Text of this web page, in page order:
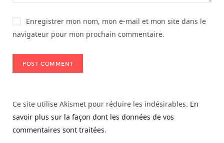
Enregistrer mon nom, mon e-mail et mon site dans le
navigateur pour mon prochain commentaire.
Ce site utilise Akismet pour réduire les indésirables. En
savoir plus sur la façon dont les données de vos
commentaires sont traitées.